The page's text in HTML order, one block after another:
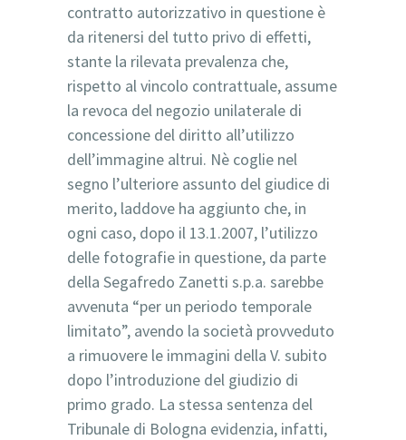
contratto autorizzativo in questione è
da ritenersi del tutto privo di effetti,
stante la rilevata prevalenza che,
rispetto al vincolo contrattuale, assume
la revoca del negozio unilaterale di
concessione del diritto all’utilizzo
dell’immagine altrui. Nè coglie nel
segno l’ulteriore assunto del giudice di
merito, laddove ha aggiunto che, in
ogni caso, dopo il 13.1.2007, l’utilizzo
delle fotografie in questione, da parte
della Segafredo Zanetti s.p.a. sarebbe
avvenuta “per un periodo temporale
limitato”, avendo la società provveduto
a rimuovere le immagini della V. subito
dopo l’introduzione del giudizio di
primo grado. La stessa sentenza del
Tribunale di Bologna evidenzia, infatti,